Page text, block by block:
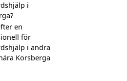
i
en
för
i andra
Korsberga